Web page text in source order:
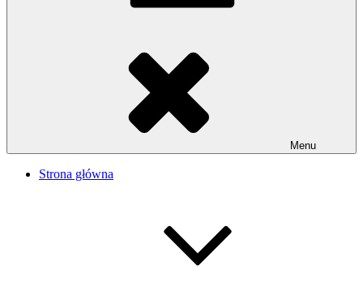
Menu
Strona główna